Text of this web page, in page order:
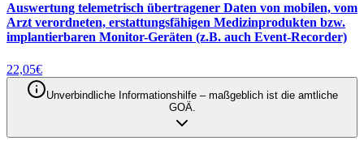
Auswertung telemetrisch übertragener Daten von mobilen, vom
Arzt verordneten, erstattungsfähigen Medizinprodukten bzw.
implantierbaren Monitor-Geräten (z.B. auch Event-Recorder)
22,05€
Unverbindliche Informationshilfe – maßgeblich ist die amtliche
GOÄ.